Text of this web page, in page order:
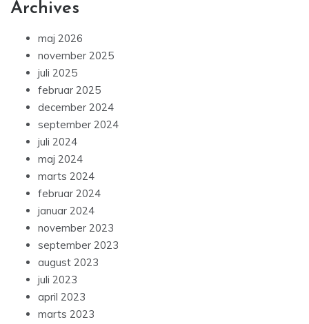
Archives
maj 2026
november 2025
juli 2025
februar 2025
december 2024
september 2024
juli 2024
maj 2024
marts 2024
februar 2024
januar 2024
november 2023
september 2023
august 2023
juli 2023
april 2023
marts 2023